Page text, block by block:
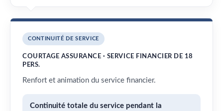
CONTINUITÉ DE SERVICE
COURTAGE ASSURANCE · SERVICE FINANCIER DE 18
PERS.
Renfort et animation du service financier.
Continuité totale du service pendant la